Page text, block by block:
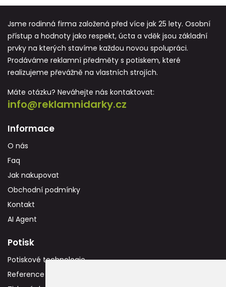
Jsme rodinná firma založená před více jak 25 lety. Osobní
přístup a hodnoty jako respekt, úcta a vděk jsou základní
prvky na kterých stavíme každou novou spolupráci.
Prodáváme reklamní předměty s potiskem, které
realizujeme převážně na vlastních strojích.
Máte otázku? Neváhejte nás kontaktovat:
info@reklamnidarky.cz
Informace
O nás
Faq
Jak nakupovat
Obchodní podmínky
Kontakt
AI Agent
Potisk
Potiskové technologie
Reference